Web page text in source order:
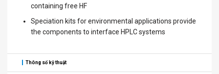
containing free HF
Speciation kits for environmental applications provide
the components to interface HPLC systems
Thông số kỹ thuật